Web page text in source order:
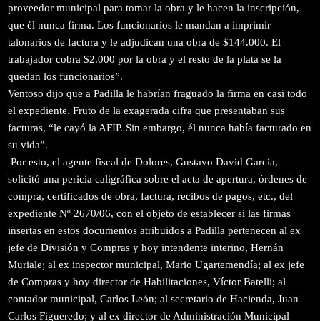
proveedor municipal para tomar la obra y le hacen la inscripción,
que él nunca firma. Los funcionarios le mandan a imprimir
talonarios de factura y le adjudican una obra de $144.000. El
trabajador cobra $2.000 por la obra y el resto de la plata se la
quedan los funcionarios”.
Ventoso dijo que a Padilla le habrían fraguado la firma en casi todo
el expediente. Fruto de la exagerada cifra que presentaban sus
facturas, “le cayó la AFIP. Sin embargo, él nunca había facturado en
su vida”.
Por esto, el agente fiscal de Dolores, Gustavo David García,
solicitó una pericia caligráfica sobre el acta de apertura, órdenes de
compra, certificados de obra, factura, recibos de pagos, etc., del
expediente Nº 2670/06, con el objeto de establecer si las firmas
insertas en estos documentos atribuidos a Padilla pertenecen al ex
jefe de División y Compras y hoy intendente interino, Hernán
Muriale; al ex inspector municipal, Mario Ugartemendía; al ex jefe
de Compras y hoy director de Habilitaciones, Víctor Batelli; al
contador municipal, Carlos León; al secretario de Hacienda, Juan
Carlos Figueredo; y al ex director de Administración Municipal